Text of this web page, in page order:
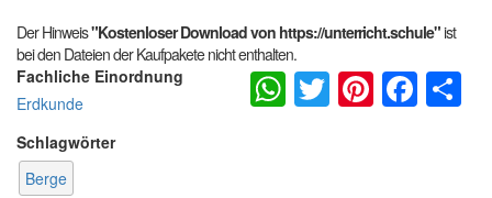
Der Hinweis"Kostenloser Download von https://unterricht.schule"ist
bei den Dateien der Kaufpakete nicht enthalten.
Fachliche Einordnung
Erdkunde
Schlagwörter
Berge
WhatsApp
Twitter